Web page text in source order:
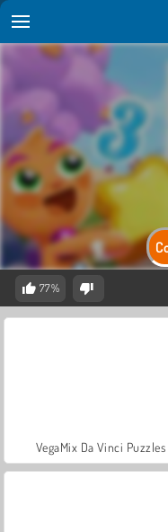
77%
VegaMix Da Vinci Puzzles